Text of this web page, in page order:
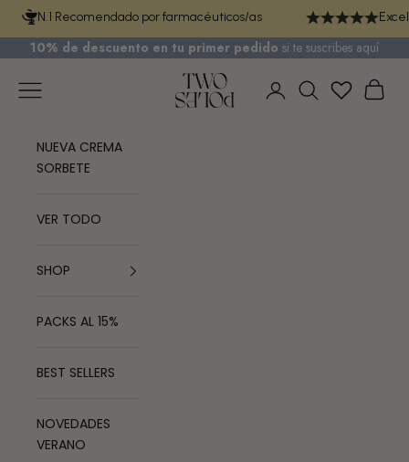
Ir al contenidoN.1 Recomendado por farmacéuticos/as
10% de descuento en tu primer pedido si te suscribes aquí
TWO POLES COSMETICS
Menú
Iniciar sesión
Buscar
NUEVA CREMA
SORBETE
VER TODO
SHOP
PACKS AL 15%
BEST SELLERS
NOVEDADES
VERANO